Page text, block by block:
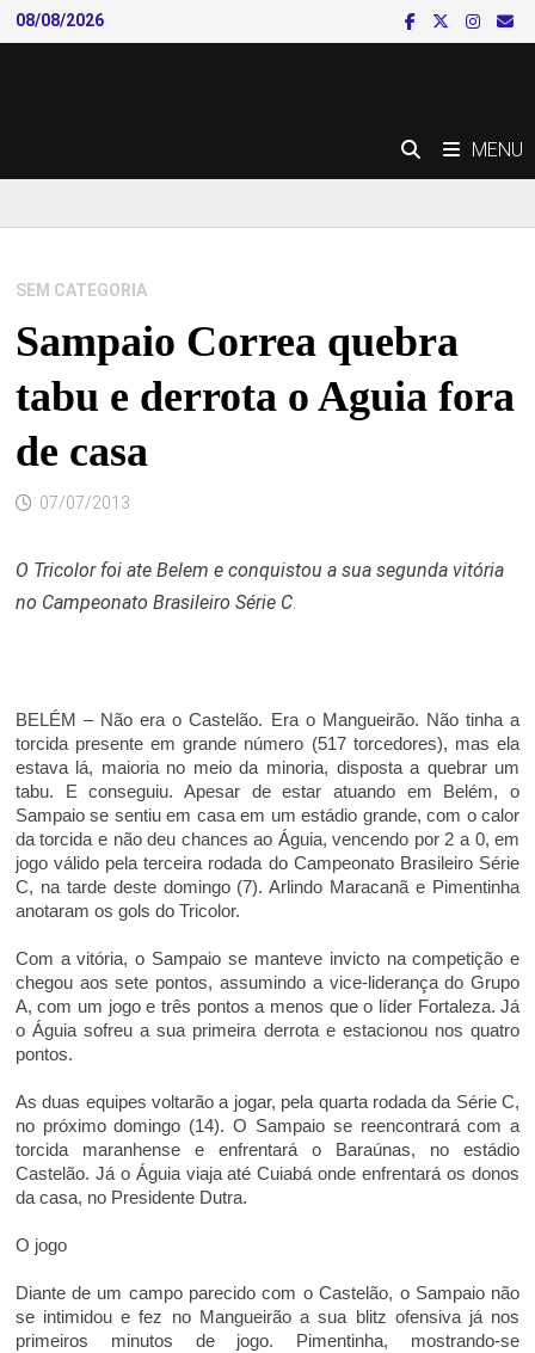
Skip
to
08/08/2026
MENU
SEM CATEGORIA
Sampaio Correa quebra
tabu e derrota o Aguia fora
de casa
07/07/2013
O Tricolor foi ate Belem e conquistou a sua segunda vitória
no Campeonato Brasileiro Série C.
BELÉM – Não era o Castelão. Era o Mangueirão. Não tinha a
torcida presente em grande número (517 torcedores), mas ela
estava lá, maioria no meio da minoria, disposta a quebrar um
tabu. E conseguiu. Apesar de estar atuando em Belém, o
Sampaio se sentiu em casa em um estádio grande, com o calor
da torcida e não deu chances ao Águia, vencendo por 2 a 0, em
jogo válido pela terceira rodada do Campeonato Brasileiro Série
C, na tarde deste domingo (7). Arlindo Maracanã e Pimentinha
anotaram os gols do Tricolor.
Com a vitória, o Sampaio se manteve invicto na competição e
chegou aos sete pontos, assumindo a vice-liderança do Grupo
A, com um jogo e três pontos a menos que o líder Fortaleza. Já
o Águia sofreu a sua primeira derrota e estacionou nos quatro
pontos.
As duas equipes voltarão a jogar, pela quarta rodada da Série C,
no próximo domingo (14). O Sampaio se reencontrará com a
torcida maranhense e enfrentará o Baraúnas, no estádio
Castelão. Já o Águia viaja até Cuiabá onde enfrentará os donos
da casa, no Presidente Dutra.
O jogo
Diante de um campo parecido com o Castelão, o Sampaio não
se intimidou e fez no Mangueirão a sua blitz ofensiva já nos
primeiros minutos de jogo. Pimentinha, mostrando-se